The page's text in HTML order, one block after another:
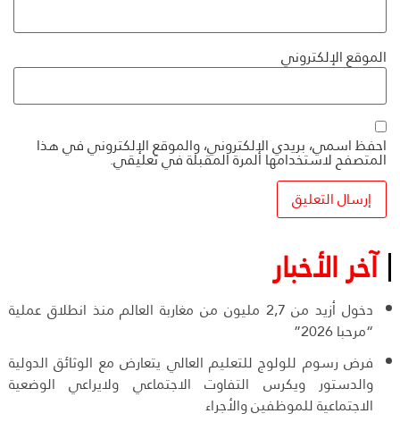
الموقع الإلكتروني
احفظ اسمي، بريدي الإلكتروني، والموقع الإلكتروني في هذا
المتصفح لاستخدامها المرة المقبلة في تعليقي.
آخر الأخبار
دخول أزيد من 2,7 مليون من مغاربة العالم منذ انطلاق عملية
“مرحبا 2026”
فرض رسوم للولوج للتعليم العالي يتعارض مع الوثائق الدولية
والدستور ويكرس التفاوت الاجتماعي ولايراعي الوضعية
الاجتماعية للموظفين والأجراء